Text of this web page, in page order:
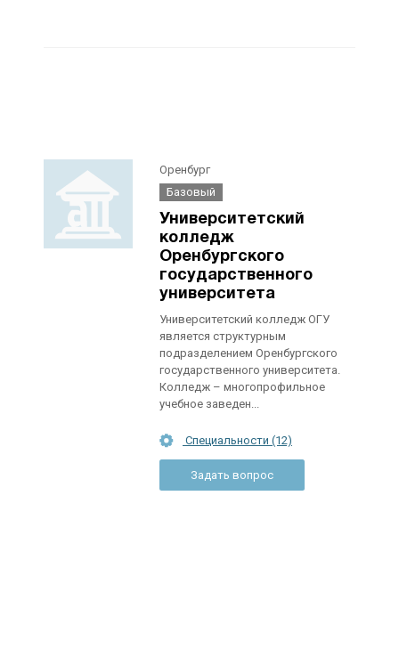
Оренбург
Базовый
Университетский
колледж
Оренбургского
государственного
университета
Университетский колледж ОГУ
является структурным
подразделением Оренбургского
государственного университета.
Колледж – многопрофильное
учебное заведен...
Специальности (12)
Задать вопрос